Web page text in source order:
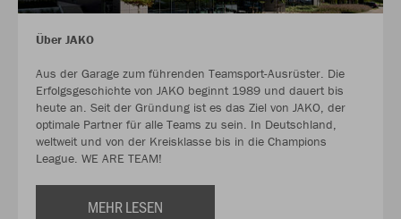
Über JAKO
Aus der Garage zum führenden Teamsport-Ausrüster. Die
Erfolgsgeschichte von JAKO beginnt 1989 und dauert bis
heute an. Seit der Gründung ist es das Ziel von JAKO, der
optimale Partner für alle Teams zu sein. In Deutschland,
weltweit und von der Kreisklasse bis in die Champions
League. WE ARE TEAM!
MEHR LESEN